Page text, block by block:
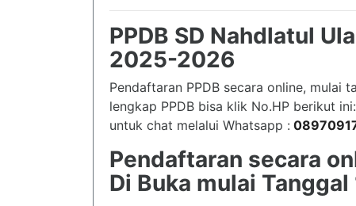
PPDB SD Nahdlatul
2025-2026
Pendaftaran PPDB secara online, mulai
lengkap PPDB bisa klik No.HP berikut ini:
untuk chat melalui Whatsapp :
Pendaftaran secara
Di Buka mulai